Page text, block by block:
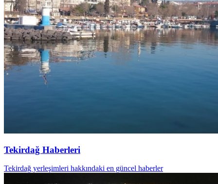
Tekirdağ Haberleri
Tekirdağ yerleşimleri hakkındaki en güncel haberler